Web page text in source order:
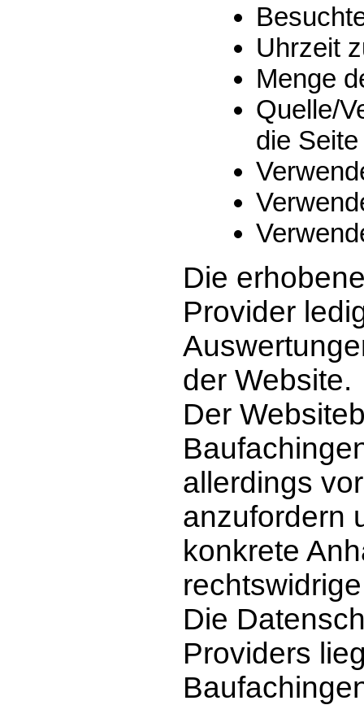
Uhrzeit
Menge
Quelle/
die
Die
Provider
der Website.
Der
allerdings
anzufordern
konkrete
Die
Providers